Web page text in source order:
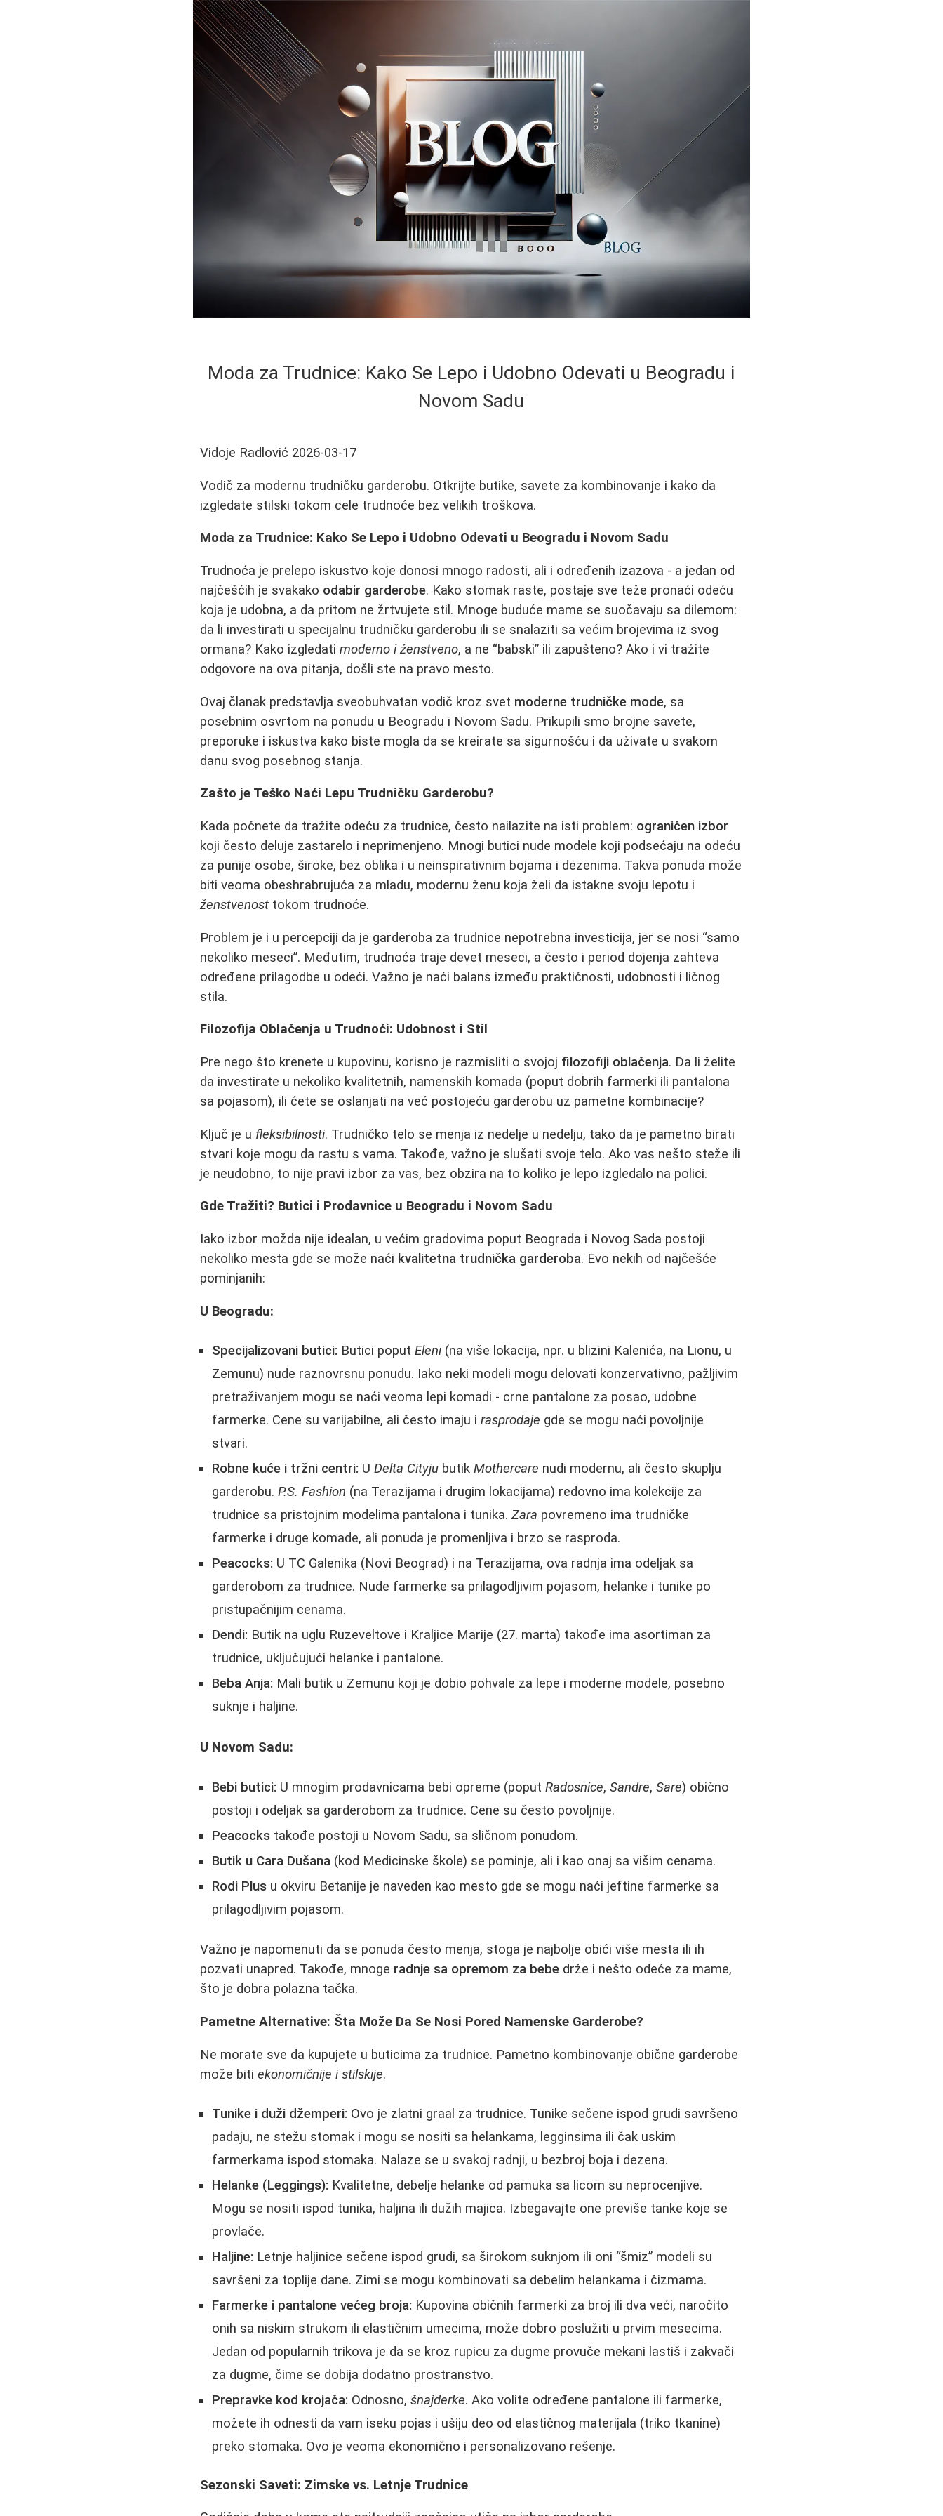
Moda za Trudnice: Kako Se Lepo i Udobno Odevati u Beogradu i
Novom Sadu
Vidoje Radlović 2026-03-17
Vodič za modernu trudničku garderobu. Otkrijte butike, savete za kombinovanje i kako da
izgledate stilski tokom cele trudnoće bez velikih troškova.
Moda za Trudnice: Kako Se Lepo i Udobno Odevati u Beogradu i Novom Sadu
Trudnoća je prelepo iskustvo koje donosi mnogo radosti, ali i određenih izazova - a jedan od
najčešćih je svakako odabir garderobe. Kako stomak raste, postaje sve teže pronaći odeću
koja je udobna, a da pritom ne žrtvujete stil. Mnoge buduće mame se suočavaju sa dilemom:
da li investirati u specijalnu trudničku garderobu ili se snalaziti sa većim brojevima iz svog
ormana? Kako izgledatimoderno i ženstveno, a ne “babski” ili zapušteno? Ako i vi tražite
odgovore na ova pitanja, došli ste na pravo mesto.
Ovaj članak predstavlja sveobuhvatan vodič kroz svet moderne trudničke mode, sa
posebnim osvrtom na ponudu u Beogradu i Novom Sadu. Prikupili smo brojne savete,
preporuke i iskustva kako biste mogla da se kreirate sa sigurnošću i da uživate u svakom
danu svog posebnog stanja.
Zašto je Teško Naći Lepu Trudničku Garderobu?
Kada počnete da tražite odeću za trudnice, često nailazite na isti problem: ograničen izbor
koji često deluje zastarelo i neprimenjeno. Mnogi butici nude modele koji podsećaju na odeću
za punije osobe, široke, bez oblika i u neinspirativnim bojama i dezenima. Takva ponuda može
biti veoma obeshrabrujuća za mladu, modernu ženu koja želi da istakne svoju lepotu i
ženstvenost tokom trudnoće.
Problem je i u percepciji da je garderoba za trudnice nepotrebna investicija, jer se nosi “samo
nekoliko meseci”. Međutim, trudnoća traje devet meseci, a često i period dojenja zahteva
određene prilagodbe u odeći. Važno je naći balans između praktičnosti, udobnosti i ličnog
stila.
Filozofija Oblačenja u Trudnoći: Udobnost i Stil
Pre nego što krenete u kupovinu, korisno je razmisliti o svojoj filozofiji oblačenja. Da li želite
da investirate u nekoliko kvalitetnih, namenskih komada (poput dobrih farmerki ili pantalona
sa pojasom), ili ćete se oslanjati na već postojeću garderobu uz pametne kombinacije?
Ključ je u fleksibilnosti. Trudničko telo se menja iz nedelje u nedelju, tako da je pametno birati
stvari koje mogu da rastu s vama. Takođe, važno je slušati svoje telo. Ako vas nešto steže ili
je neudobno, to nije pravi izbor za vas, bez obzira na to koliko je lepo izgledalo na polici.
Gde Tražiti? Butici i Prodavnice u Beogradu i Novom Sadu
Iako izbor možda nije idealan, u većim gradovima poput Beograda i Novog Sada postoji
nekoliko mesta gde se može naći kvalitetna trudnička garderoba. Evo nekih od najčešće
pominjanih:
U Beogradu:
Specijalizovani butici: Butici poputEleni(na više lokacija, npr. u blizini Kalenića, na Lionu, u
Zemunu) nude raznovrsnu ponudu. Iako neki modeli mogu delovati konzervativno, pažljivim
pretraživanjem mogu se naći veoma lepi komadi - crne pantalone za posao, udobne
farmerke. Cene su varijabilne, ali često imaju irasprodaje gde se mogu naći povoljnije
stvari.
Robne kuće i tržni centri: UDelta Cityju butikMothercare nudi modernu, ali često skuplju
garderobu.P.S. Fashion (na Terazijama i drugim lokacijama) redovno ima kolekcije za
trudnice sa pristojnim modelima pantalona i tunika.Zara povremeno ima trudničke
farmerke i druge komade, ali ponuda je promenljiva i brzo se rasproda.
Peacocks: U TC Galenika (Novi Beograd) i na Terazijama, ova radnja ima odeljak sa
garderobom za trudnice. Nude farmerke sa prilagodljivim pojasom, helanke i tunike po
pristupačnijim cenama.
Dendi: Butik na uglu Ruzeveltove i Kraljice Marije (27. marta) takođe ima asortiman za
trudnice, uključujući helanke i pantalone.
Beba Anja: Mali butik u Zemunu koji je dobio pohvale za lepe i moderne modele, posebno
suknje i haljine.
U Novom Sadu:
Bebi butici: U mnogim prodavnicama bebi opreme (poputRadosnice,Sandre,Sare) obično
postoji i odeljak sa garderobom za trudnice. Cene su često povoljnije.
Peacocks takođe postoji u Novom Sadu, sa sličnom ponudom.
Butik u Cara Dušana (kod Medicinske škole) se pominje, ali i kao onaj sa višim cenama.
Rodi Plus u okviru Betanije je naveden kao mesto gde se mogu naći jeftine farmerke sa
prilagodljivim pojasom.
Važno je napomenuti da se ponuda često menja, stoga je najbolje obići više mesta ili ih
pozvati unapred. Takođe, mnoge radnje sa opremom za bebe drže i nešto odeće za mame,
što je dobra polazna tačka.
Pametne Alternative: Šta Može Da Se Nosi Pored Namenske Garderobe?
Ne morate sve da kupujete u buticima za trudnice. Pametno kombinovanje obične garderobe
može bitiekonomičnije i stilskije.
Tunike i duži džemperi: Ovo je zlatni graal za trudnice. Tunike sečene ispod grudi savršeno
padaju, ne stežu stomak i mogu se nositi sa helankama, legginsima ili čak uskim
farmerkama ispod stomaka. Nalaze se u svakoj radnji, u bezbroj boja i dezena.
Helanke (Leggings): Kvalitetne, debelje helanke od pamuka sa licom su neprocenjive.
Mogu se nositi ispod tunika, haljina ili dužih majica. Izbegavajte one previše tanke koje se
provlače.
Haljine: Letnje haljinice sečene ispod grudi, sa širokom suknjom ili oni “šmiz” modeli su
savršeni za toplije dane. Zimi se mogu kombinovati sa debelim helankama i čizmama.
Farmerke i pantalone većeg broja: Kupovina običnih farmerki za broj ili dva veći, naročito
onih sa niskim strukom ili elastičnim umecima, može dobro poslužiti u prvim mesecima.
Jedan od popularnih trikova je da se kroz rupicu za dugme provuče mekani lastiš i zakvači
za dugme, čime se dobija dodatno prostranstvo.
Prepravke kod krojača: Odnosno,šnajderke. Ako volite određene pantalone ili farmerke,
možete ih odnesti da vam iseku pojas i ušiju deo od elastičnog materijala (triko tkanine)
preko stomaka. Ovo je veoma ekonomično i personalizovano rešenje.
Sezonski Saveti: Zimske vs. Letnje Trudnice